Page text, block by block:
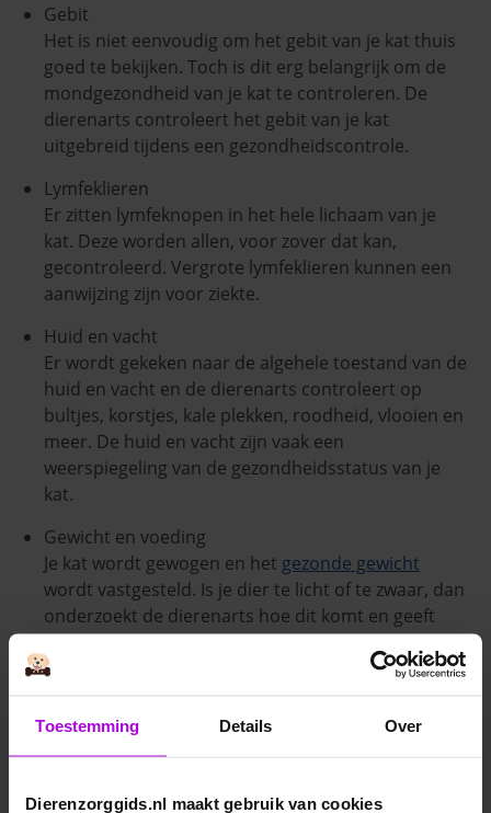
Toestemming Details Over
Dierenzorggids.nl maakt gebruik van cookies
Gebit
Het is niet eenvoudig om het gebit van je kat thuis
goed te bekijken. Toch is dit erg belangrijk om de
mondgezondheid van je kat te controleren. De
dierenarts controleert het gebit van je kat
uitgebreid tijdens een gezondheidscontrole.
Lymfeklieren
Er zitten lymfeknopen in het hele lichaam van je
kat. Deze worden allen, voor zover dat kan,
gecontroleerd. Vergrote lymfeklieren kunnen een
aanwijzing zijn voor ziekte.
Huid en vacht
Er wordt gekeken naar de algehele toestand van de
huid en vacht en de dierenarts controleert op
bultjes, korstjes, kale plekken, roodheid, vlooien en
meer. De huid en vacht zijn vaak een
weerspiegeling van de gezondheidsstatus van je
kat.
Gewicht en voeding
Je kat wordt gewogen en het gezonde gewicht
wordt vastgesteld. Is je dier te licht of te zwaar, dan
onderzoekt de dierenarts hoe dit komt en geeft
advies over voeding.
Buik en spijsvertering
met vragen over de spijsvertering van je kat.
Bijvoorbeeld of je kat wel eens braakt of diarree